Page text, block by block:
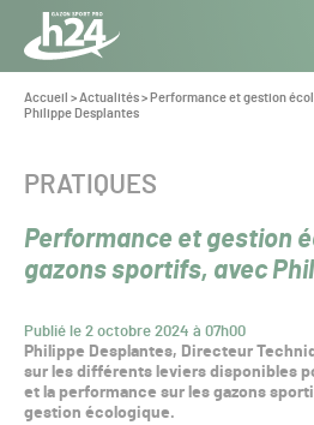
Panneau de gestion des cookies
Aller au contenu
Toute
l’info
du Gazon
Vous
êtes
Accueil >Actualités> Performance et gestion
Philippe Desplantes
Performance et gestion
gazons sportifs, avec
Publié le 2 octobre 2024 à 07h00
CATÉGORIE :
PRATIQUES
Philippe Desplantes, Directeur
sur les différents leviers disponibles
et la performance sur les gazons
gestion écologique.